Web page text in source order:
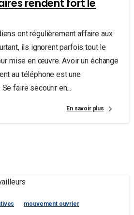
rendent fort le
ont régulièrement affaire aux
ils ignorent parfois tout le
mise en œuvre. Avoir un échange
au téléphone est une
faire secourir en...
En savoir plus
mouvement ouvrier